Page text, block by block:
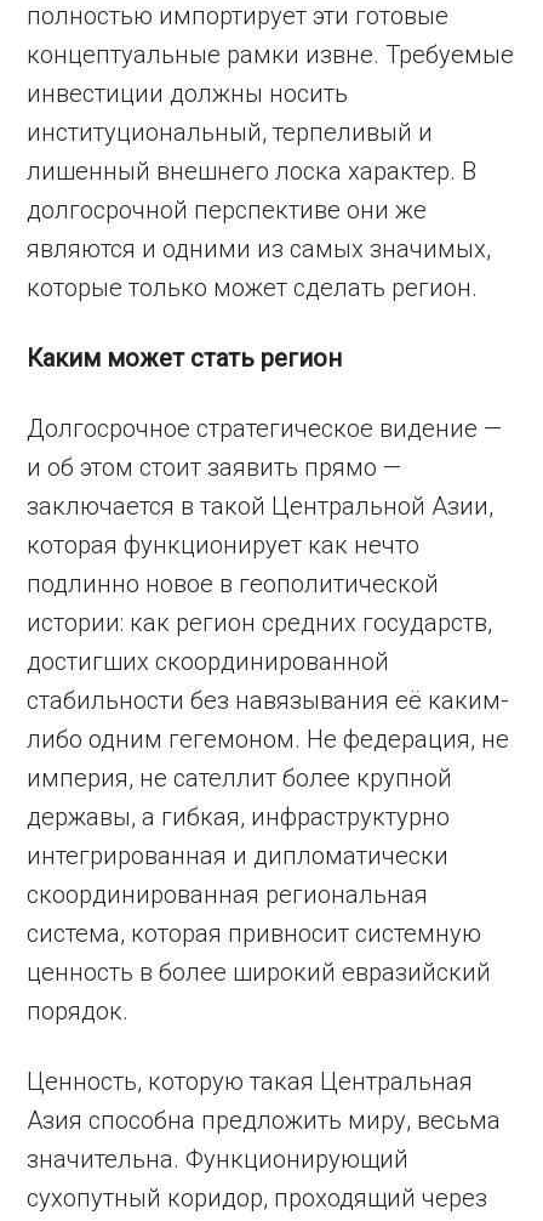
полностью импортирует эти готовые
концептуальные рамки извне. Требуемые
инвестиции должны носить
институциональный, терпеливый и
лишенный внешнего лоска характер. В
долгосрочной перспективе они же
являются и одними из самых значимых,
которые только может сделать регион.
Каким может стать регион
Долгосрочное стратегическое видение —
и об этом стоит заявить прямо —
заключается в такой Центральной Азии,
которая функционирует как нечто
подлинно новое в геополитической
истории: как регион средних государств,
достигших скоординированной
стабильности без навязывания её каким-
либо одним гегемоном. Не федерация, не
империя, не сателлит более крупной
державы, а гибкая, инфраструктурно
интегрированная и дипломатически
скоординированная региональная
система, которая привносит системную
ценность в более широкий евразийский
порядок.
Ценность, которую такая Центральная
Азия способна предложить миру, весьма
значительна. Функционирующий
сухопутный коридор, проходящий через